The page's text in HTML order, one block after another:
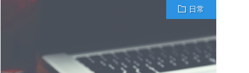
日常